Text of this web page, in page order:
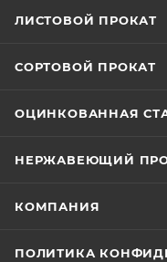
ЛИСТОВОЙ ПРОКАТ
СОРТОВОЙ ПРОКАТ
ОЦИНКОВАННАЯ
НЕРЖАВЕЮЩИЙ
КОМПАНИЯ
ПОЛИТИКА